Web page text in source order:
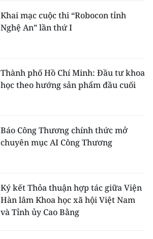
Khai mạc cuộc thi “Robocon tỉnh
Nghệ An” lần thứ I
Thành phố Hồ Chí Minh: Đầu tư khoa
học theo hướng sản phẩm đầu cuối
Báo Công Thương chính thức mở
chuyên mục AI Công Thương
Ký kết Thỏa thuận hợp tác giữa Viện
Hàn lâm Khoa học xã hội Việt Nam
và Tỉnh ủy Cao Bằng